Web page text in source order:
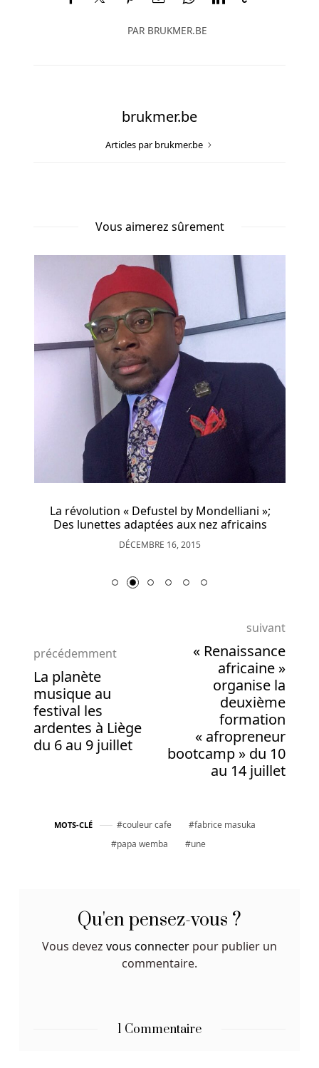
PAR BRUKMER.BE
brukmer.be
Articles par brukmer.be
Vous aimerez sûrement
La révolution « Defustel by Mondelliani »;
Des lunettes adaptées aux nez africains
DÉCEMBRE 16, 2015
précédemment
La planète
musique au
festival les
ardentes à Liège
du 6 au 9 juillet
suivant
« Renaissance
africaine »
organise la
deuxième
formation
« afropreneur
bootcamp » du 10
au 14 juillet
MOTS-CLÉ couleur cafe
fabrice masuka
papa wemba
une
Qu'en pensez-vous ?
Vous devez vous connecter pour publier un
commentaire.
1 Commentaire